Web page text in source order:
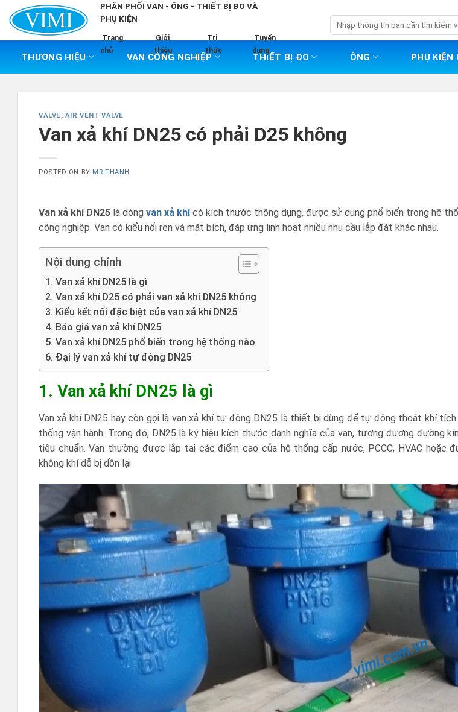
content
PHÂN PHỐI VAN - ỐNG - THIẾT BỊ ĐO VÀ
PHỤ KIỆN
Trang
chủ
Giới
thiệu
Tri
thức
Tuyển
dụng
Tìm
kiếm:
THƯƠNG HIỆU VAN CÔNG NGHIỆP THIẾT BỊ ĐO ỐNG PHỤ KIỆN
VALVE, AIR VENT VALVE
Van xả khí DN25 có phải D25 không
POSTED ON BY MR THANH
Van xả khí DN25 là dòng van xả khí có kích thước thông dụng, được sử dụng phổ biến trong hệ
công nghiệp. Van có kiểu nối ren và mặt bích, đáp ứng linh hoạt nhiều nhu cầu lắp đặt khác nhau.
Nội dung chính
1. Van xả khí DN25 là gì
2. Van xả khí D25 có phải van xả khí DN25 không
3. Kiểu kết nối đặc biệt của van xả khí DN25
4. Báo giá van xả khí DN25
5. Van xả khí DN25 phổ biến trong hệ thống nào
6. Đại lý van xả khí tự động DN25
1. Van xả khí DN25 là gì
Van xả khí DN25 hay còn gọi là van xả khí tự động DN25 là thiết bị dùng để tự động thoát khí
thống vận hành. Trong đó, DN25 là ký hiệu kích thước danh nghĩa của van, tương đương đường
tiêu chuẩn. Van thường được lắp tại các điểm cao của hệ thống cấp nước, PCCC, HVAC hoặc
không khí dễ bị dồn lại